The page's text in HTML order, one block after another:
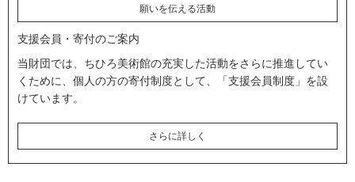
願いを伝える活動
支援会員・寄付のご案内
当財団では、ちひろ美術館の充実した活動をさらに推進してい
くために、個人の方の寄付制度として、「支援会員制度」を設
けています。
さらに詳しく